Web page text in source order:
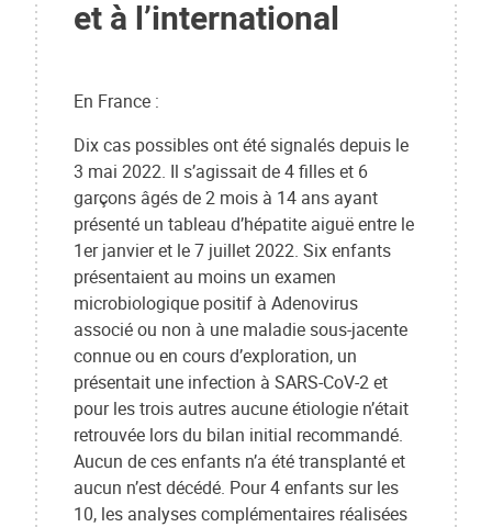
et à l’international
En France :
Dix cas possibles ont été signalés depuis le
3 mai 2022. Il s’agissait de 4 filles et 6
garçons âgés de 2 mois à 14 ans ayant
présenté un tableau d’hépatite aiguë entre le
1er janvier et le 7 juillet 2022. Six enfants
présentaient au moins un examen
microbiologique positif à Adenovirus
associé ou non à une maladie sous-jacente
connue ou en cours d’exploration, un
présentait une infection à SARS-CoV-2 et
pour les trois autres aucune étiologie n’était
retrouvée lors du bilan initial recommandé.
Aucun de ces enfants n’a été transplanté et
aucun n’est décédé. Pour 4 enfants sur les
10, les analyses complémentaires réalisées